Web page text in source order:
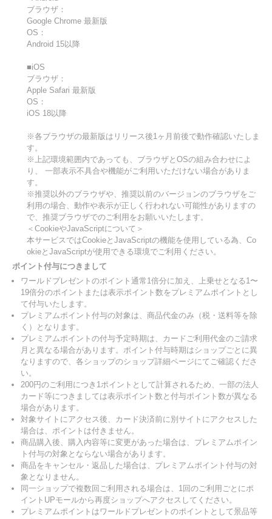
ブラウザ：
Google Chrome 最新版
OS：
Android 15以降
■iOS
ブラウザ：
Apple Safari 最新版
OS：
iOS 18以降
※各ブラウザの最新版はリリース後1ヶ月前後で動作確認いたしま
す。
※上記環境範囲内であっても、ブラウザとOSの組み合わせによ
り、 一部表示不具合や機能がご利用いただけない場合がありま
す。
※推奨以外のブラウザや、推奨以前のバージョンのブラウザをご
利用の場合、動作や表示が正しく行われない可能性がありますの
で、推奨ブラウザでのご利用をお願いいたします。
＜CookieやJavaScriptについて＞
本サービスではCookieとJavaScriptの機能を使用している為、Co
okieとJavaScriptが使用できる環境でご利用ください。
ポイント付与につきまして
ワールドプレゼントのポイント通常1倍分に加え、上乗せとなる1〜
19倍分のポイントまたは表示ポイント数をプレミアムポイントとし
て付与いたします。
プレミアムポイント付与の対象は、商品代金のみ（税・送料等を除
く）となります。
プレミアムポイントの付与予定時期は、カードご利用代金のご請求
月と異なる場合があります。ポイント付与時期はショップごとに異
なりますので、各ショップのショップ詳細ページにてご確認くださ
い。
200円のご利用につき1ポイントとして計算されるため、一部の法人
カード等につきましては表示ポイント数と付与ポイント数が異なる
場合があります。
対象サイトにアクセス後、カード決済前に別サイトにアクセスした
場合は、ポイントは付きません。
商品購入後、購入内容等に変更があった場合は、プレミアムポイン
ト付与の対象とならない場合があります。
商品をキャンセル・返品した場合は、プレミアムポイント付与の対
象となりません。
同一ショップで複数回ご利用される場合は、1回のご利用ごとにポ
イントUPモールから再度ショップへアクセスしてください。
プレミアムポイントはワールドプレゼントのポイントとして景品等